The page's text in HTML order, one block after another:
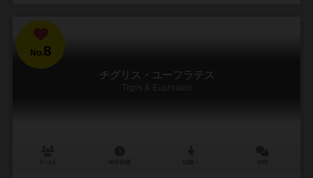
No.8
チグリス・ユーフラテス
Tigris & Euphrates